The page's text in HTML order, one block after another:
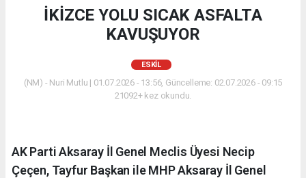
İKİZCE YOLU SICAK ASFALTA
KAVUŞUYOR
ESKİL
(NM) - Nuri Mutlu | 01.07.2026 - 13:56, Güncelleme: 02.07.2026 - 09:15
21092+ kez okundu.
AK Parti Aksaray İl Genel Meclis Üyesi Necip
Çeçen, Tayfur Başkan ile MHP Aksaray İl Genel